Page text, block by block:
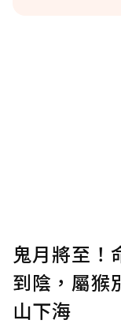
鬼月將至！
到陰，屬猴
山下海